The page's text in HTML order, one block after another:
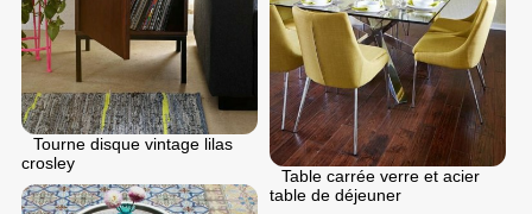
Tourne disque vintage lilas
crosley
Table carrée verre et acier
table de déjeuner